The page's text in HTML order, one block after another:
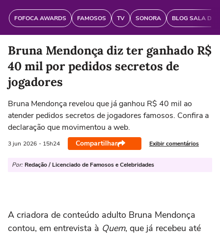
FOFOCA AWARDS FAMOSOS TV SONORA BLOG SALA DE
Bruna Mendonça diz ter ganhado R$
40 mil por pedidos secretos de
jogadores
Bruna Mendonça revelou que já ganhou R$ 40 mil ao
atender pedidos secretos de jogadores famosos. Confira a
declaração que movimentou a web.
3 jun 2026 - 15h24 Compartilhar Exibir comentários
Por: Redação / Licenciado de Famosos e Celebridades
A criadora de conteúdo adulto Bruna Mendonça
contou, em entrevista à Quem, que já recebeu até